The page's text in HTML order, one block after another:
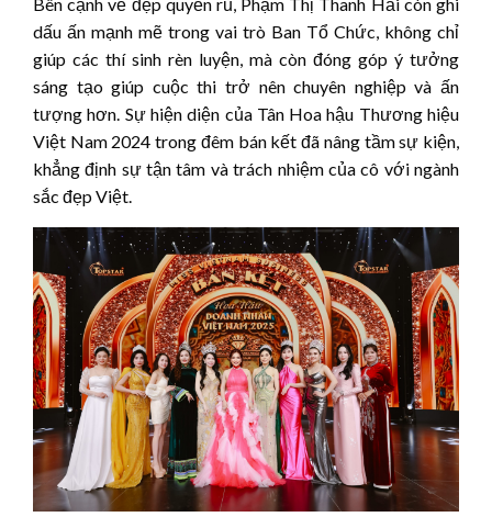
dấu ấn mạnh mẽ trong vai trò Ban Tổ Chức, không chỉ
giúp các thí sinh rèn luyện, mà còn đóng góp ý tưởng
sáng tạo giúp cuộc thi trở nên chuyên nghiệp và ấn
tượng hơn. Sự hiện diện của Tân Hoa hậu Thương hiệu
Việt Nam 2024 trong đêm bán kết đã nâng tầm sự kiện,
khẳng định sự tận tâm và trách nhiệm của cô với ngành
sắc đẹp Việt.